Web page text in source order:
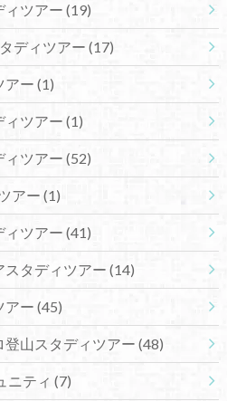
ィツアー (19)
ディツアー (17)
アー (1)
ィツアー (1)
ィツアー (52)
アー (1)
ィツアー (41)
タディツアー (14)
アー (45)
山スタディツアー (48)
ニティ (7)